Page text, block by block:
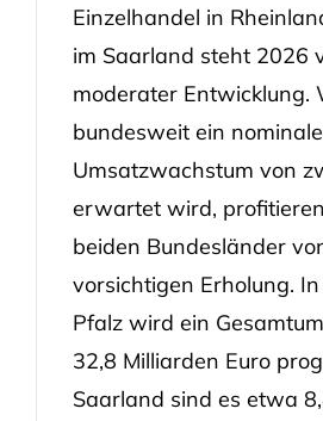
Einzelhandel in
im Saarland steht 2026
moderater Entwicklung.
bundesweit ein
Umsatzwachstum von
erwartet wird,
beiden Bundesländer
vorsichtigen Erholung.
Pfalz wird ein
32,8 Milliarden Euro
Saarland sind es etwa